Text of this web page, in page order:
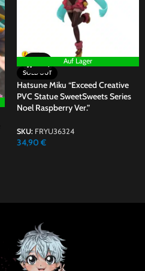
Auf Lager
SOLD OUT
Hatsune Miku “Exceed Creative
PVC Statue SweetSweets Series
Noel Raspberry Ver.”
SKU: FRYU36324
34,90 €